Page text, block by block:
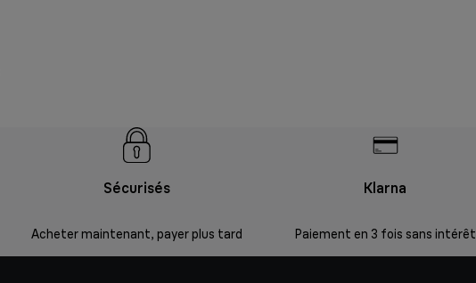
Sécurisés
Acheter maintenant, payer plus tard
Klarna
Paiement en 3 fois sans intérêt